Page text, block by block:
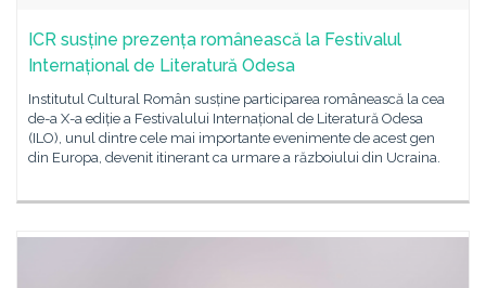
ICR susține prezența românească la Festivalul
Internațional de Literatură Odesa
Institutul Cultural Român susține participarea românească la cea
de-a X-a ediție a Festivalului Internațional de Literatură Odesa
(ILO), unul dintre cele mai importante evenimente de acest gen
din Europa, devenit itinerant ca urmare a războiului din Ucraina.